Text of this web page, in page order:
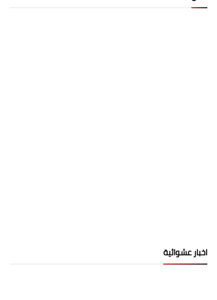
اخبار عشوائية